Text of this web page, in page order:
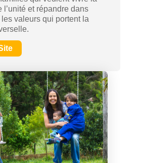
l’unité et répandre dans
valeurs qui portent la